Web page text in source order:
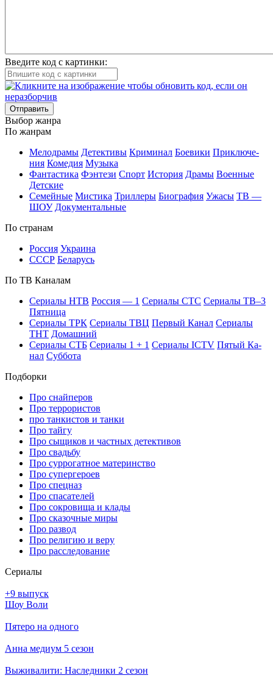
Введите код с картинки:
Отправить
Вы­бор жан­ра
По жан­рам
Ме­ло­дра­мы Де­тек­ти­вы Кри­ми­нал Бое­ви­ки При­клю­че­
ния Ко­ме­дия Му­зы­ка
Фан­та­сти­ка Фэн­те­зи Спорт Ис­то­рия Дра­мы Во­ен­ные
Дет­ские
Се­мей­ные Мис­ти­ка Трил­ле­ры Био­гра­фия Ужа­сы ТВ —
ШОУ До­ку­мен­таль­ные
По стра­нам
Рос­сия Ук­раи­на
СССР Бе­ла­русь
По ТВ Ка­на­лам
Се­риа­лы НТВ Рос­сия — 1 Се­риа­лы СТС Се­риа­лы ТВ–3
Пят­ни­ца
Се­риа­лы ТРК Се­риа­лы ТВЦ Пер­вый Ка­нал Се­риа­лы
ТНТ До­маш­ний
Се­риа­лы СТБ Се­риа­лы 1 + 1 Се­риа­лы ICTV Пя­тый Ка­
нал Суб­бо­та
Подборки
Про снайперов
Про террористов
про танкистов и танки
Про тайгу
Про сыщиков и частных детективов
Про свадьбу
Про суррогатное материнство
Про супергероев
Про спецназ
Про спасателей
Про сокровища и клады
Про сказочные миры
Про развод
Про религию и веру
Про расследование
Се­риа­лы
+9 выпуск
Шоу Воли
Пятеро на одного
Анна медиум 5 сезон
Выживалити: Наследники 2 сезон